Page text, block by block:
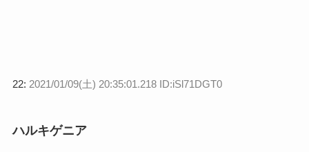
22: 2021/01/09(土) 20:35:01.218 ID:iSl71DGT0
ハルキゲニア